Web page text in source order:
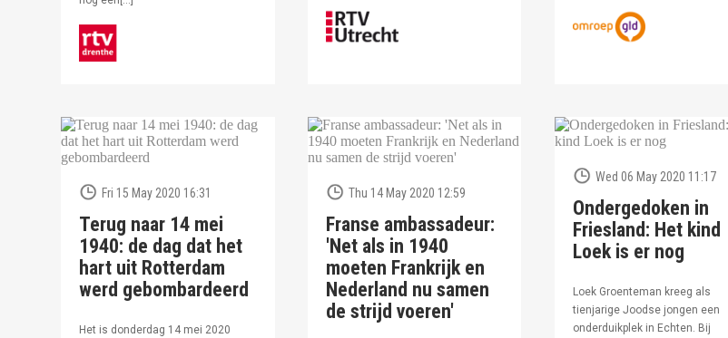
Fri 15 May 2020 16:31
Terug naar 14 mei
1940: de dag dat het
hart uit Rotterdam
werd gebombardeerd
Het is donderdag 14 mei 2020
Thu 14 May 2020 12:59
Franse ambassadeur:
'Net als in 1940
moeten Frankrijk en
Nederland nu samen
de strijd voeren'
Wed 06 May 2020 11:17
Ondergedoken in
Friesland: Het kind
Loek is er nog
Loek Groenteman kreeg als
tienjarige Joodse jongen een
onderduikplek in Echten. Bij